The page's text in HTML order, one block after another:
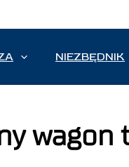
NIEZBĘDNIK
wagon